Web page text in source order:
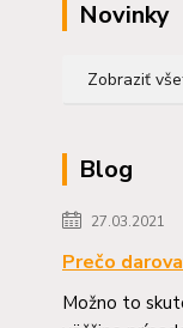
Novinky
Zobraziť
Blog
27.03.2021
Prečo
Možno to